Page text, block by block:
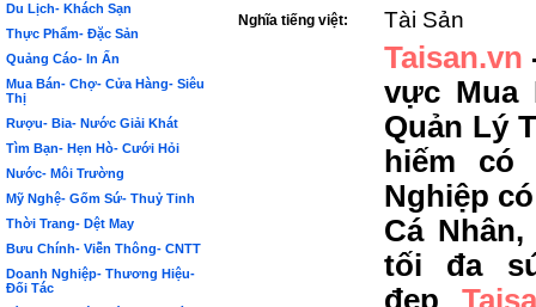
Du Lịch- Khách Sạn
Thực Phẩm- Đặc Sản
Quảng Cáo- In Ấn
Mua Bán- Chợ- Cửa Hàng- Siêu
Thị
Rượu- Bia- Nước Giải Khát
Tìm Bạn- Hẹn Hò- Cưới Hỏi
Nước- Môi Trường
Mỹ Nghệ- Gốm Sứ- Thuỷ Tinh
Thời Trang- Dệt May
Bưu Chính- Viễn Thông- CNTT
Doanh Nghiệp- Thương Hiệu-
Đối Tác
Nghĩa tiếng việt: Tài Sản
Taisan.vn
vực Mua
Quản Lý
hiếm có
Nghiệp
Cá
tối đa
đẹp